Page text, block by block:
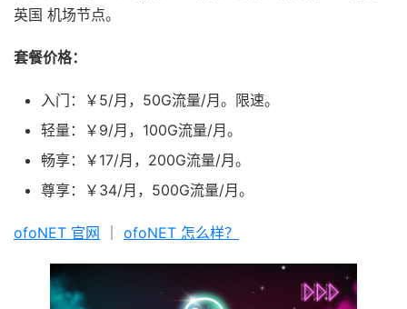
英国 机场节点。
套餐价格：
入门：￥5/月，50G流量/月。限速。
轻量：￥9/月，100G流量/月。
畅享：￥17/月，200G流量/月。
尊享：￥34/月，500G流量/月。
ofoNET 官网 ofoNET 怎么样？